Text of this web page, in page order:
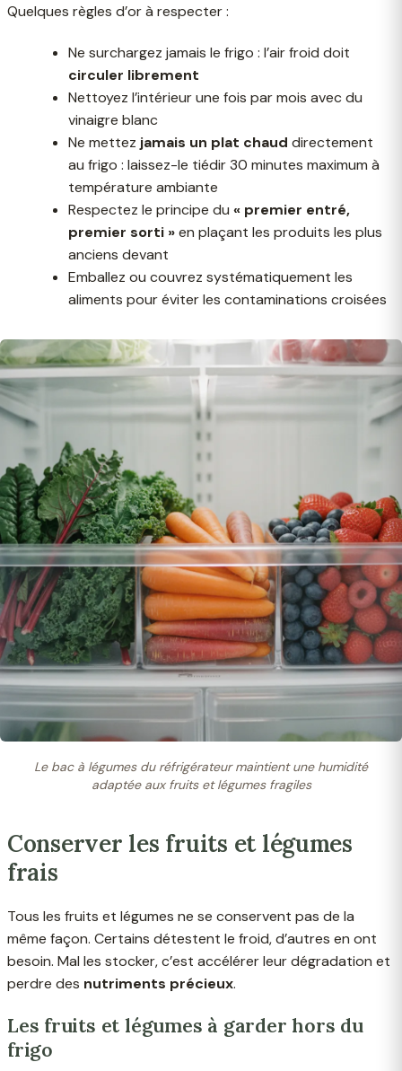
Quelques règles d’or à respecter :
Ne surchargez jamais le frigo : l’air froid doit
circuler librement
Nettoyez l’intérieur une fois par mois avec du
vinaigre blanc
Ne mettez jamais un plat chaud directement
au frigo : laissez-le tiédir 30 minutes maximum à
température ambiante
Respectez le principe du « premier entré,
premier sorti »en plaçant les produits les plus
anciens devant
Emballez ou couvrez systématiquement les
aliments pour éviter les contaminations croisées
Le bac à légumes du réfrigérateur maintient une humidité
adaptée aux fruits et légumes fragiles
Conserver les fruits et légumes
frais
Tous les fruits et légumes ne se conservent pas de la
même façon. Certains détestent le froid, d’autres en ont
besoin. Mal les stocker, c’est accélérer leur dégradation et
perdre des nutriments précieux.
Les fruits et légumes à garder hors du
frigo